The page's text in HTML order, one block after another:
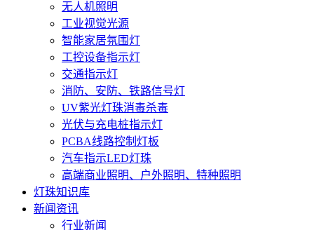
无人机照明
工业视觉光源
智能家居氛围灯
工控设备指示灯
交通指示灯
消防、安防、铁路信号灯
UV紫光灯珠消毒杀毒
光伏与充电桩指示灯
PCBA线路控制灯板
汽车指示LED灯珠
高端商业照明、户外照明、特种照明
灯珠知识库
新闻资讯
行业新闻